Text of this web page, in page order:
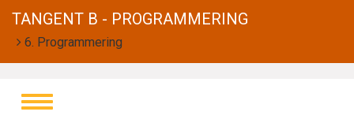
TANGENT B - PROGRAMMERING
6. Programmering
Toggle